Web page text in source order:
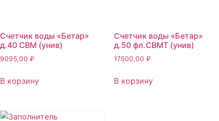
Счетчик воды «Бетар»
д.40 СВМ (унив)
9095,00 ₽
В корзину
Счетчик воды «Бетар»
д.50 фл.СВМТ (унив)
17500,00 ₽
В корзину